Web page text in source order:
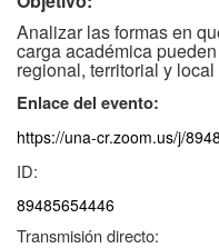
Analizar las formas en
carga académica
regional, territorial y local
Enlace del evento:
https://una-cr.zoom.us/j/
ID:
89485654446
Transmisión directo: